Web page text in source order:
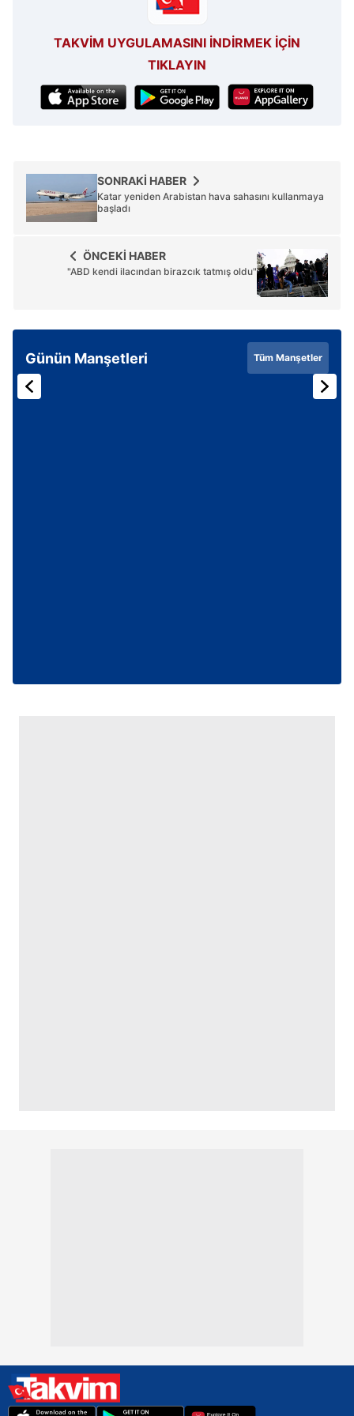
hazırlanmış Aydınlatma Metnimizi okumak ve sitemizde
almak için lütfen tıklayınız.
TAKVİM UYGULAMASINI İNDİRMEK İÇİN
TIKLAYIN
SONRAKİ HABER
Katar yeniden Arabistan hava sahasını kullanmaya
başladı
ÖNCEKİ HABER
"ABD kendi ilacından birazcık tatmış oldu"
Günün Manşetleri Tüm Manşetler